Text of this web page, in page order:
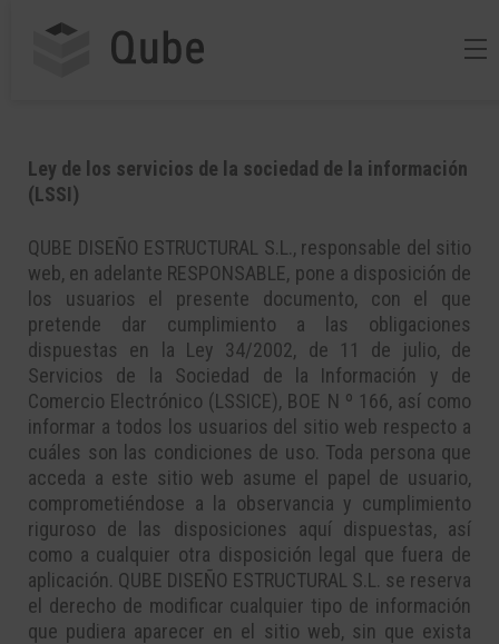
Ley de los servicios de la sociedad de la información
(LSSI)
QUBE DISEÑO ESTRUCTURAL S.L., responsable del sitio
web, en adelante RESPONSABLE, pone a disposición de
los usuarios el presente documento, con el que
pretende dar cumplimiento a las obligaciones
dispuestas en la Ley 34/2002, de 11 de julio, de
Servicios de la Sociedad de la Información y de
Comercio Electrónico (LSSICE), BOE N º 166, así como
informar a todos los usuarios del sitio web respecto a
cuáles son las condiciones de uso. Toda persona que
acceda a este sitio web asume el papel de usuario,
comprometiéndose a la observancia y cumplimiento
riguroso de las disposiciones aquí dispuestas, así
como a cualquier otra disposición legal que fuera de
aplicación. QUBE DISEÑO ESTRUCTURAL S.L. se reserva
el derecho de modificar cualquier tipo de información
que pudiera aparecer en el sitio web, sin que exista